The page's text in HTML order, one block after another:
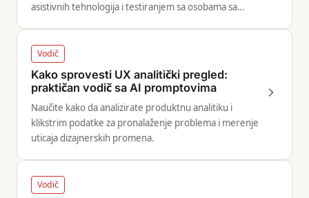
asistivnih tehnologija i testiranjem sa osobama sa
Vodič
Kako sprovesti UX analitički pregled:
praktičan vodič sa AI promptovima
Naučite kako da analizirate produktnu analitiku i
klikstrim podatke za pronalaženje problema i merenje
uticaja dizajnerskih promena.
Vodič